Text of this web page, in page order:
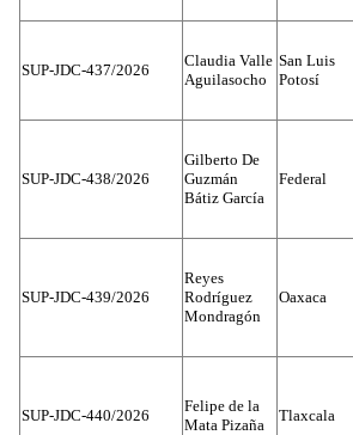
SUP-JDC-437/2026
Claudia Valle
Aguilasocho
San Luis
Potosí
SUP-JDC-438/2026
Gilberto De
Guzmán
Bátiz García
Federal
SUP-JDC-439/2026
Reyes
Rodríguez
Mondragón
Oaxaca
SUP-JDC-440/2026
Felipe de la
Mata Pizaña
Tlaxcala